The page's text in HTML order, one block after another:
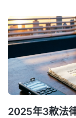
2025年3款法